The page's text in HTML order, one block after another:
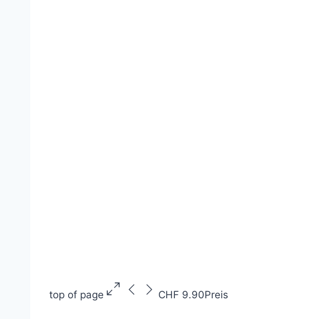
top of page CHF 9.90Preis